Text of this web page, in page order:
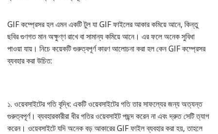
GIF কম্প্রেসর হল এমন একটি টুল যা GIF ফাইলের আকার কমিয়ে আনে, কিন্তু
ছবির গুণগত মান অক্ষুণ্ণ রাখে বা সামান্য কমিয়ে আনে। এর ফলে অনেক সুবিধা
পাওয়া যায়। নিচে কয়েকটি গুরুত্বপূর্ণ কারণ আলোচনা করা হল কেন GIF কম্প্রেসর
ব্যবহার করা উচিত:
১. ওয়েবসাইটের গতি বৃদ্ধি: একটি ওয়েবসাইটের গতি তার সাফল্যের জন্য অত্যন্ত
গুরুত্বপূর্ণ। ব্যবহারকারীরা ধীর গতির ওয়েবসাইট পছন্দ করেন না এবং দ্রুত সেটি ত্যাগ
করেন। ওয়েবসাইটে যদি অনেক বড় আকারের GIF ফাইল ব্যবহার করা হয়, তাহলে